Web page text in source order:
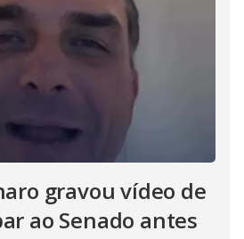
gravou vídeo de
ao Senado antes